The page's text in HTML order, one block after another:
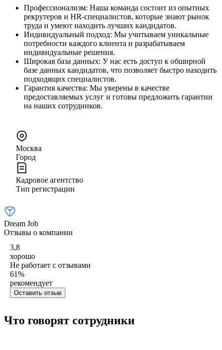
Профессионализм: Наша команда состоит из опытных
рекрутеров и HR-специалистов, которые знают рынок
труда и умеют находить лучших кандидатов.
Индивидуальный подход: Мы учитываем уникальные
потребности каждого клиента и разрабатываем
индивидуальные решения.
Широкая база данных: У нас есть доступ к обширной
базе данных кандидатов, что позволяет быстро находить
подходящих специалистов.
Гарантия качества: Мы уверены в качестве
предоставляемых услуг и готовы предложить гарантии
на наших сотрудников.
Москва
Город
Кадровое агентство
Тип регистрации
Dream Job
Отзывы о компании
3,8
хорошо
Не работает с отзывами
61%
рекомендует
Оставить отзыв
Что говорят сотрудники